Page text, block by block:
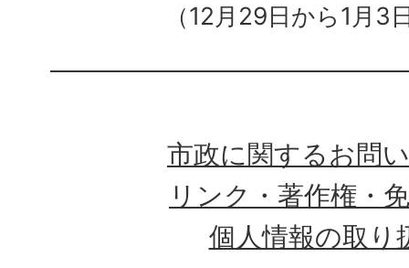
（12月29日から1月3
市政に関するお問
リンク・著作権・
個人情報の取り